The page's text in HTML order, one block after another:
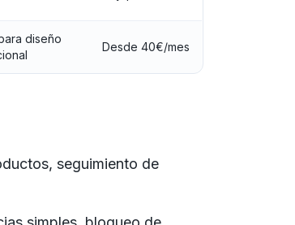
diseño
Desde 40€/mes
seguimiento de